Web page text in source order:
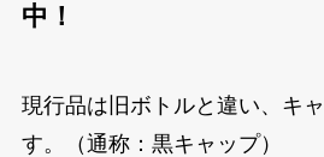
中！
現行品は旧ボトルと違い、キ
す。（通称：黒キャップ）